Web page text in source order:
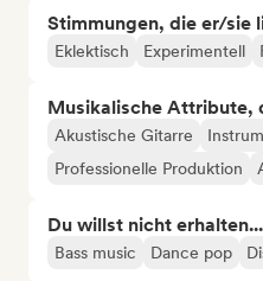
Stimmungen, die er/sie
Eklektisch Experimentell
Musikalische Attribute,
Akustische Gitarre
Professionelle Produktion
Du willst nicht erhalten...
Bass music Dance pop